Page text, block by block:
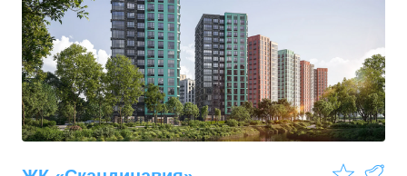
2-комн. кв.
50,6–60,29
3-комн. кв. от16 491 230 ₽
74,3–94,8м² 22 предложения